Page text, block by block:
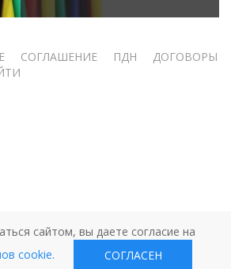
СОГЛАШЕНИЕ ПДН
ДОГОВОРЫ
сайтом, вы даете согласие на
cookie. СОГЛАСЕН